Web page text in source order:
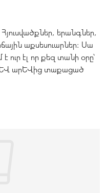
երանգներ,
աքսեսուարներ։ Սա
ուր էլ որ քեզ տանի օրը՝
արևից տաքացած